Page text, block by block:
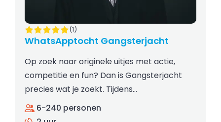
WhatsApptocht Gangsterjacht
(1)
Op zoek naar originele uitjes met actie,
competitie en fun? Dan is Gangsterjacht
precies wat je zoekt. Tijdens…
6-240 personen